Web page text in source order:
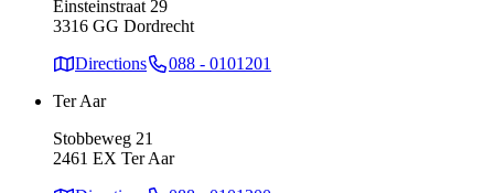
Einsteinstraat 29
3316 GG Dordrecht
Directions
088 - 0101201
Ter Aar
Stobbeweg 21
2461 EX Ter Aar